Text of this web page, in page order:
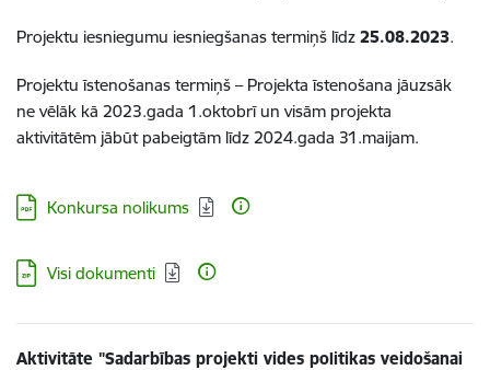
Projektu iesniegumu iesniegšanas termiņš līdz 25.08.2023.
Projektu īstenošanas termiņš – Projekta īstenošana jāuzsāk
ne vēlāk kā 2023.gada 1.oktobrī un visām projekta
aktivitātēm jābūt pabeigtām līdz 2024.gada 31.maijam.
Lejupielādēt:
Konkursa nolikums
Lejupielādēt:
Visi dokumenti
Aktivitāte "Sadarbības projekti vides politikas veidošanai